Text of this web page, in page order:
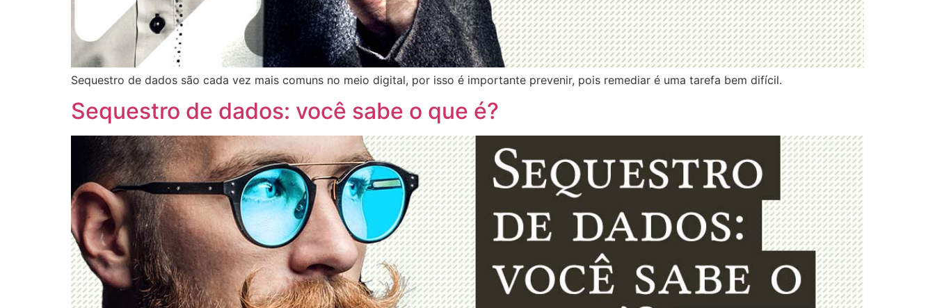
Sequestro de dados são cada vez mais comuns no meio digital, por isso é importante prevenir, pois remediar é uma tarefa bem difícil.
Sequestro de dados: você sabe o que é?